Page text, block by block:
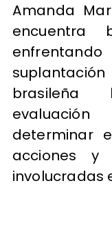
Amanda
encuentra
determinar
acciones
involucradas